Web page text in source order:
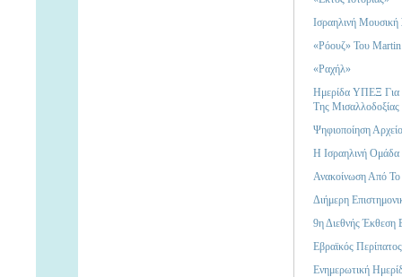
Ισραηλινή
«Ρόουζ» Του
«Ραχήλ»
Ημερίδα ΥΠΕΞ Για
Της
Ψηφιοποίηση
Η Ισραηλινή
Ανακοίνωση Από
Διήμερη
9η Διεθνής Έκθεση
Εβραϊκός
Ενημερωτική